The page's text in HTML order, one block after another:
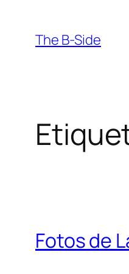
contenido
The B-Side
Fotos de